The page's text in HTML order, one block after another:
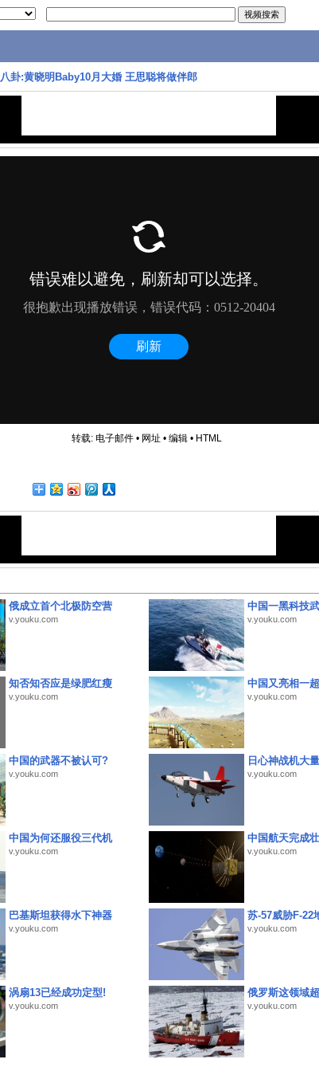
八卦:黄晓明Baby10月大婚 王思聪将做伴郎
转载: 电子邮件• 网址 • 编辑• HTML
俄成立首个北极防空营
v.youku.com
中国一黑科技
v.youku.com
知否知否应是绿肥红瘦
v.youku.com
中国又亮相一
v.youku.com
中国的武器不被认可?
v.youku.com
日心神战机大
v.youku.com
中国为何还服役三代机
v.youku.com
中国航天完成
v.youku.com
巴基斯坦获得水下神器
v.youku.com
苏-57威胁F-22
v.youku.com
涡扇13已经成功定型!
v.youku.com
俄罗斯这领域
v.youku.com